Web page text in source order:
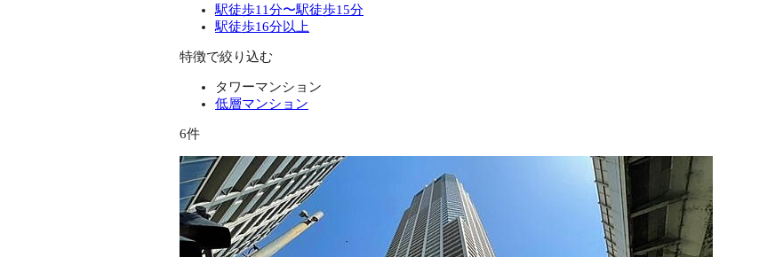
駅徒歩11分〜駅徒歩15分
駅徒歩16分以上
特徴で絞り込む
タワーマンション
低層マンション
6件